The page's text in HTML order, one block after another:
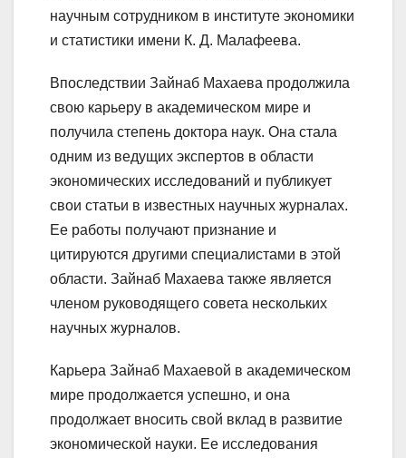
научным сотрудником в институте экономики
и статистики имени К. Д. Малафеева.
Впоследствии Зайнаб Махаева продолжила
свою карьеру в академическом мире и
получила степень доктора наук. Она стала
одним из ведущих экспертов в области
экономических исследований и публикует
свои статьи в известных научных журналах.
Ее работы получают признание и
цитируются другими специалистами в этой
области. Зайнаб Махаева также является
членом руководящего совета нескольких
научных журналов.
Карьера Зайнаб Махаевой в академическом
мире продолжается успешно, и она
продолжает вносить свой вклад в развитие
экономической науки. Ее исследования